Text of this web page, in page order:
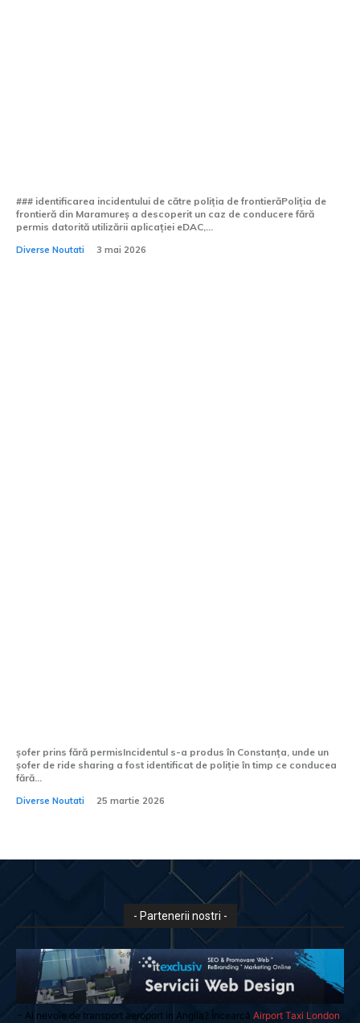
### identificarea incidentului de către poliția de frontierăPoliția de
frontieră din Maramureș a descoperit un caz de conducere fără
permis datorită utilizării aplicației eDAC,...
Diverse Noutati 3 mai 2026
șofer prins fără permisIncidentul s-a produs în Constanța, unde un
șofer de ride sharing a fost identificat de poliție în timp ce conducea
fără...
Diverse Noutati 25 martie 2026
- Partenerii nostri -
- Ai nevoie de transport aeroport in Anglia? Încearcă Airport Taxi London